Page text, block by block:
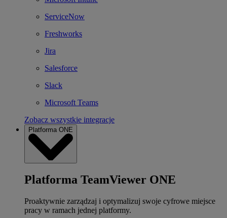
ServiceNow
Freshworks
Jira
Salesforce
Slack
Microsoft Teams
Zobacz wszystkie integracje
Platforma ONE
Platforma TeamViewer ONE
Proaktywnie zarządzaj i optymalizuj swoje cyfrowe miejsce
pracy w ramach jednej platformy.